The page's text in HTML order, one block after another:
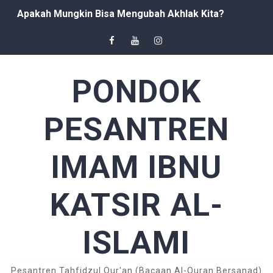
Apakah Mungkin Bisa Mengubah Akhlak Kita?
Ahlus Sunnah Mengajak Manusia untuk Berakhlak
Antara Aqidah dan Manhaj
Keutamaan Ilmu Syar'i Dan Mempelajarinya
Kunci Rezeki adalah Tawakal kepada Allah
Mitos Memakai Baju Hijau di Pantai Selatan, Apakah
Berilmu Sebelum Beramal
PONDOK
PESANTREN
IMAM IBNU
KATSIR AL-
ISLAMI
Pesantren Tahfidzul Qur'an (Bacaan Al-Quran Bersanad)